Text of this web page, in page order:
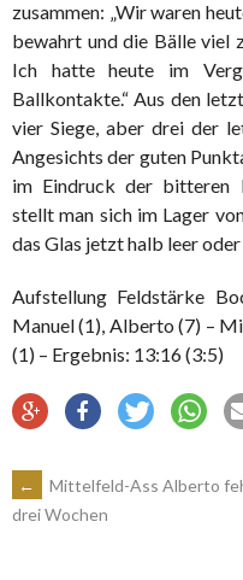
zusammen: „Wir waren
bewahrt und die Bälle viel
Ich hatte heute im
Ballkontakte.“ Aus den
vier Siege, aber drei der
Angesichts der guten
im Eindruck der bitteren
stellt man sich im Lager
das Glas jetzt halb leer
Aufstellung Feldstärke
Manuel (1), Alberto (7) –
(1) – Ergebnis: 13:16 (3:5)
ARTIKEL-
←
Mittelfeld-Ass Alberto
drei Wochen